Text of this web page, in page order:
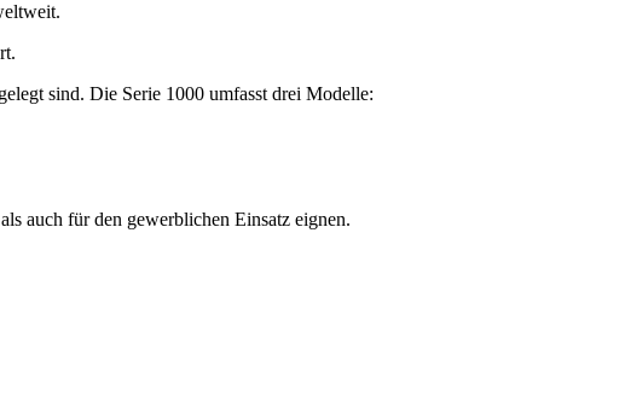
sind. Die Serie 1000 umfasst drei Modelle:
auch für den gewerblichen Einsatz eignen.